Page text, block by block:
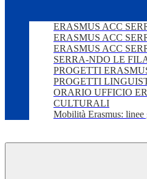
ERASMUS ACC
ERASMUS ACC
ERASMUS ACC
SERRA-NDO LE
PROGETTI
PROGETTI
ORARIO UFFICIO
CULTURALI
Mobilità Erasmus: linee